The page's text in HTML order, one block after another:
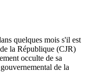
quelques mois s'il est
la République (CJR)
occulte de sa
de la